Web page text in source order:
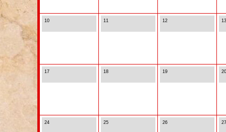
10 11 12 13
17 18 19 20
24 25 26 27